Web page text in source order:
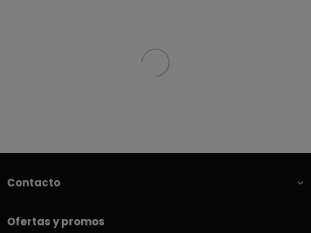
Contacto
Ofertas y promos